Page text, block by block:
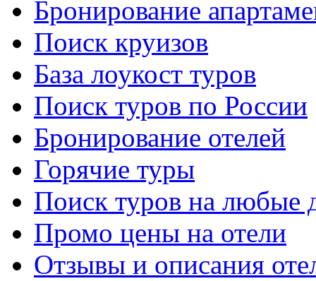
Бронирование
Поиск круизов
База лоукост туров
Поиск туров по России
Бронирование отелей
Горячие туры
Поиск туров на любые
Промо цены на отели
Отзывы и описания